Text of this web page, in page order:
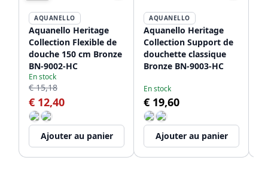
AQUANELLO
Aquanello Heritage
Collection Flexible de
douche 150 cm Bronze
BN-9002-HC
En stock
€ 15,18
€ 12,40
Ajouter au panier
AQUANELLO
Aquanello Heritage
Collection Support de
douchette classique
Bronze BN-9003-HC
En stock
€ 19,60
Ajouter au panier